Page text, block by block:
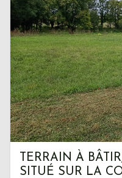
TERRAIN À
SITUÉ SUR LA